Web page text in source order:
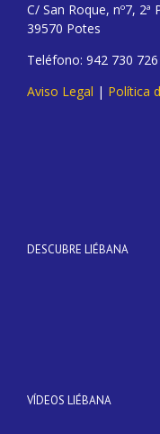
C/ San Roque, nº7, 2ª
39570 Potes
Teléfono: 942 730
Aviso Legal | Política
DESCUBRE LIÉBANA
VÍDEOS LIÉBANA